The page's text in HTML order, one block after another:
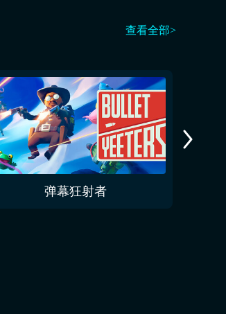
查看全部>
弹幕狂射者